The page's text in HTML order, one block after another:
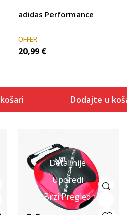
adidas Performance
OFFER
20,99 €
Dodajte u
Detaljnije
Uporedi
Brzi Pregled